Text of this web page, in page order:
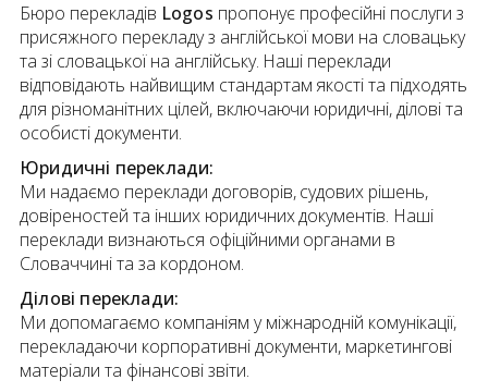
Бюро перекладів Logos пропонує професійні послуги з
присяжного перекладу з англійської мови на словацьку
та зі словацької на англійську. Наші переклади
відповідають найвищим стандартам якості та підходять
для різноманітних цілей, включаючи юридичні, ділові та
особисті документи.
Юридичні переклади:
Ми надаємо переклади договорів, судових рішень,
довіреностей та інших юридичних документів. Наші
переклади визнаються офіційними органами в
Словаччині та за кордоном.
Ділові переклади:
Ми допомагаємо компаніям у міжнародній комунікації,
перекладаючи корпоративні документи, маркетингові
матеріали та фінансові звіти.